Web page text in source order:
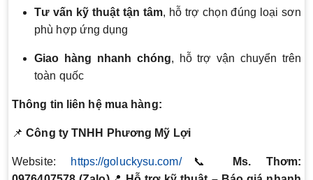
Tư vấn kỹ thuật tận tâm, hỗ trợ chọn đúng loại sơn
phù hợp ứng dụng
Giao hàng nhanh chóng, hỗ trợ vận chuyển trên
toàn quốc
Thông tin liên hệ mua hàng:
📌Công ty TNHH Phương Mỹ Lợi
Website: https://goluckysu.com/📞
Ms. Thơm: